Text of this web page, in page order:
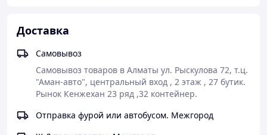
Доставка
Самовывоз
Самовывоз товаров в Алматы ул. Рыскулова 72, т.ц.
"Аман-авто", центральный вход , 2 этаж , 27 бутик.
Рынок Кенжехан 23 ряд ,32 контейнер.
Отправка фурой или автобусом. Межгород